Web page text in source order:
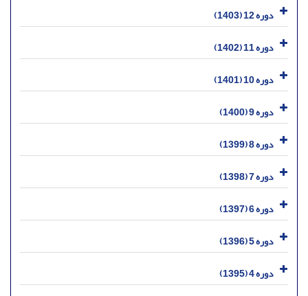
دوره 12 (1403)
دوره 11 (1402)
دوره 10 (1401)
دوره 9 (1400)
دوره 8 (1399)
دوره 7 (1398)
دوره 6 (1397)
دوره 5 (1396)
دوره 4 (1395)